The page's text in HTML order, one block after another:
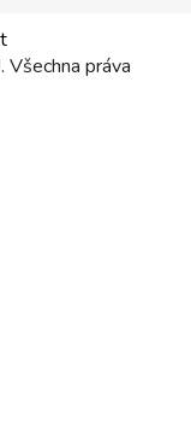
. Všechna práva